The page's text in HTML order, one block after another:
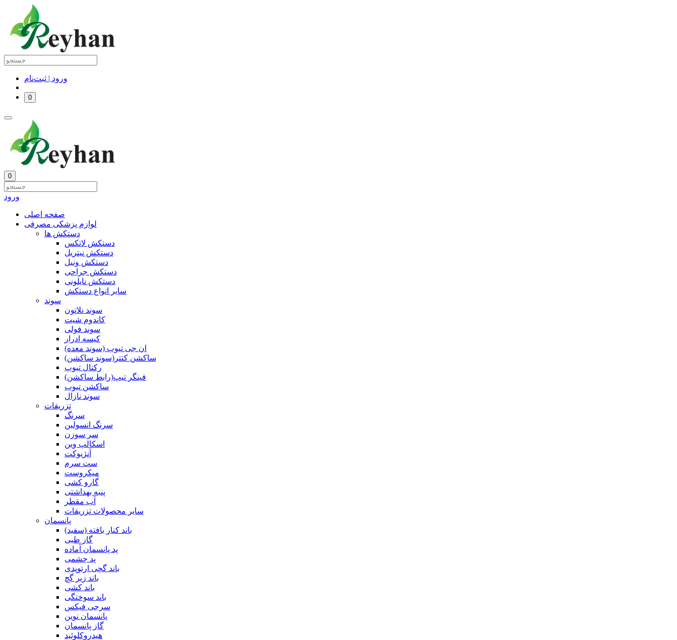
ورود | ثبت‌نام
0
0
ورود
صفحه اصلی
لوازم پزشکی مصرفی
دستکش ها
دستکش لاتکس
دستکش نیتریل
دستکش ونیل
دستکش جراحی
دستکش نایلونی
سایر انواع دستکش
سوند
سوند نلاتون
کاندوم شیت
سوند فولی
کیسه ادرار
ان جی تیوب (سوند معده)
ساکشن کتتر(سوند ساکشن)
رکتال تیوپ
فینگر تیپ(رابط ساکشن)
ساکشن تیوب
سوند نازال
تزریقات
سرنگ
سرنگ انسولین
سر سوزن
اسکالپ وین
آنژیوکت
ست سرم
میکروست
گارو کشی
پنبه بهداشتی
آب مقطر
سایر محصولات تزریقات
پانسمان
باند کنار بافته (سفید)
گاز طبی
پد پانسمان آماده
پد چشمی
باند گچی ارتوپدی
باند زیر گچ
باند کشی
باند سوختگی
سرجی فیکس
پانسمان نوین
گاز پانسمان
هیدروکلوئید